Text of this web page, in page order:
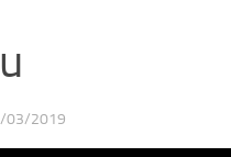
03/2019